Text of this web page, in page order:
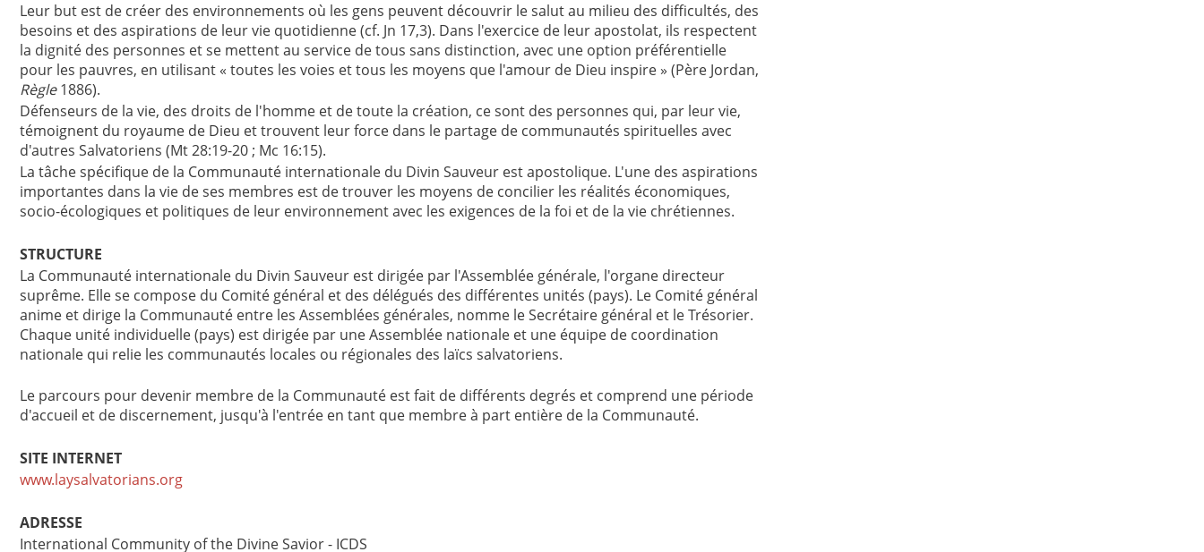
Leur but est de créer des environnements où les gens peuvent découvrir le salut au milieu des difficultés, des
besoins et des aspirations de leur vie quotidienne (cf. Jn 17,3). Dans l'exercice de leur apostolat, ils respectent
la dignité des personnes et se mettent au service de tous sans distinction, avec une option préférentielle
pour les pauvres, en utilisant « toutes les voies et tous les moyens que l'amour de Dieu inspire » (Père Jordan,
Règle1886).
Défenseurs de la vie, des droits de l'homme et de toute la création, ce sont des personnes qui, par leur vie,
témoignent du royaume de Dieu et trouvent leur force dans le partage de communautés spirituelles avec
d'autres Salvatoriens (Mt 28:19-20 ; Mc 16:15).
La tâche spécifique de la Communauté internationale du Divin Sauveur est apostolique. L'une des aspirations
importantes dans la vie de ses membres est de trouver les moyens de concilier les réalités économiques,
socio-écologiques et politiques de leur environnement avec les exigences de la foi et de la vie chrétiennes.
STRUCTURE
La Communauté internationale du Divin Sauveur est dirigée par l'Assemblée générale, l'organe directeur
suprême. Elle se compose du Comité général et des délégués des différentes unités (pays). Le Comité général
anime et dirige la Communauté entre les Assemblées générales, nomme le Secrétaire général et le Trésorier.
Chaque unité individuelle (pays) est dirigée par une Assemblée nationale et une équipe de coordination
nationale qui relie les communautés locales ou régionales des laïcs salvatoriens.
Le parcours pour devenir membre de la Communauté est fait de différents degrés et comprend une période
d'accueil et de discernement, jusqu'à l'entrée en tant que membre à part entière de la Communauté.
SITE INTERNET
www.laysalvatorians.org
ADRESSE
International Community of the Divine Savior - ICDS